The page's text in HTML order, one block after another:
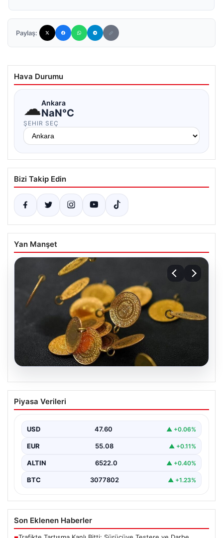
Paylaş:
Hava Durumu
☁Ankara
NaN°C
ŞEHIR SEÇ
Bizi Takip Edin
Yan Manşet
05.08.2026
13 Nisan 2026 Altın Fiyatları Güncel
Durum ve Analizler
uluslararası gelişmeler ve jeopolitical riskler nedeniyle
oldukça dalgalı…
Piyasa Verileri
USD 47.60 ▲ +0.06%
EUR 55.08 ▲ +0.11%
ALTIN 6522.0 ▲ +0.40%
BTC 3077802 ▲ +1.23%
Son Eklenen Haberler